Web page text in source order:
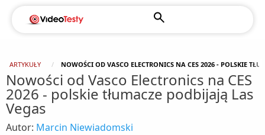
ARTYKUŁY NOWOŚCI OD VASCO ELECTRONICS NA CES 2026 - POLSKIE
Nowości od Vasco Electronics na CES
2026 - polskie tłumacze podbijają Las
Vegas
Autor: Marcin Niewiadomski